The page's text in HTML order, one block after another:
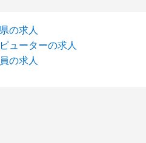
の求人
ューターの求人
の求人